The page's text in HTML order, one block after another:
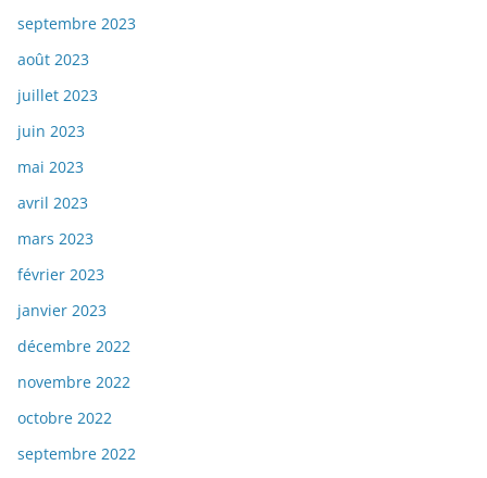
septembre 2023
août 2023
juillet 2023
juin 2023
mai 2023
avril 2023
mars 2023
février 2023
janvier 2023
décembre 2022
novembre 2022
octobre 2022
septembre 2022